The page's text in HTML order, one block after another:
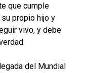
que cumple
propio hijo y
vivo, y debe
del Mundial